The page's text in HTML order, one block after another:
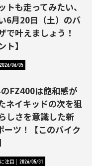
トも走ってみたい、
6月20日（土）のバ
で叶えましょう！
ト】
2026/06/05
FZ400は飽和感が
ネイキッドの次を狙
しさを意識した新
ーツ！【このバイク
注目 2026/05/31